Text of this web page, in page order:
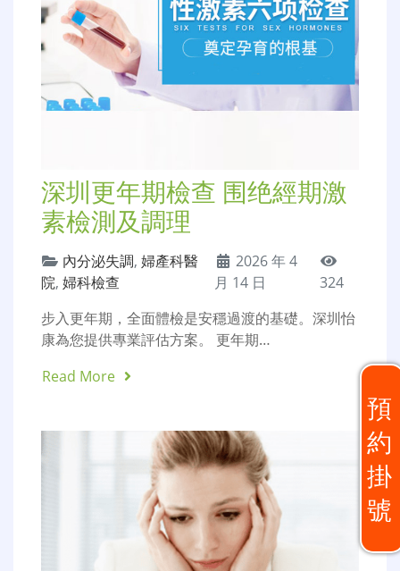
深圳更年期檢查 围绝經期激
素檢測及調理
內分泌失調, 婦產科醫
院, 婦科檢查
2026 年 4
月 14 日
324
步入更年期，全面體檢是安穩過渡的基礎。深圳怡
康為您提供專業評估方案。 更年期…
Read More
預
約
掛
號